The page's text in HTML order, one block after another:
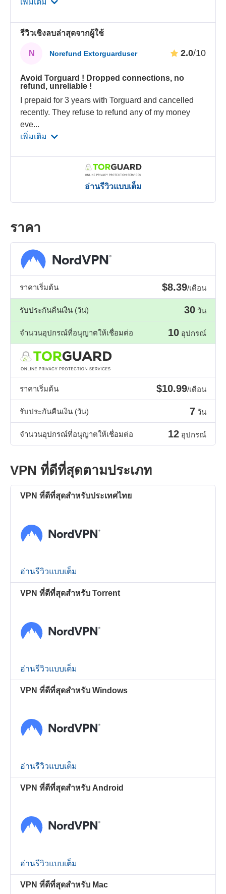
เพิ่มเติม
รีวิวเชิงลบล่าสุดจากผู้ใช้
N Norefund Extorguarduser 2.0/10
Avoid Torguard ! Dropped connections, no
refund, unreliable !
I prepaid for 3 years with Torguard and cancelled
recently. They refuse to refund any of my money
eve...
เพิ่มเติม
อ่านรีวิวแบบเต็ม
ราคา
ราคาเริ่มต้น $8.39/เดือน
รับประกันคืนเงิน (วัน) 30 วัน
จำนวนอุปกรณ์ที่อนุญาตให้เชื่อมต่อ 10 อุปกรณ์
ราคาเริ่มต้น $10.99/เดือน
รับประกันคืนเงิน (วัน) 7 วัน
จำนวนอุปกรณ์ที่อนุญาตให้เชื่อมต่อ 12 อุปกรณ์
VPN ที่ดีที่สุดตามประเภท
VPN ที่ดีที่สุดสำหรับประเทศไทย
อ่านรีวิวแบบเต็ม
VPN ที่ดีที่สุดสำหรับ Torrent
อ่านรีวิวแบบเต็ม
VPN ที่ดีที่สุดสำหรับ Windows
อ่านรีวิวแบบเต็ม
VPN ที่ดีที่สุดสำหรับ Android
อ่านรีวิวแบบเต็ม
VPN ที่ดีที่สุดสำหรับ Mac